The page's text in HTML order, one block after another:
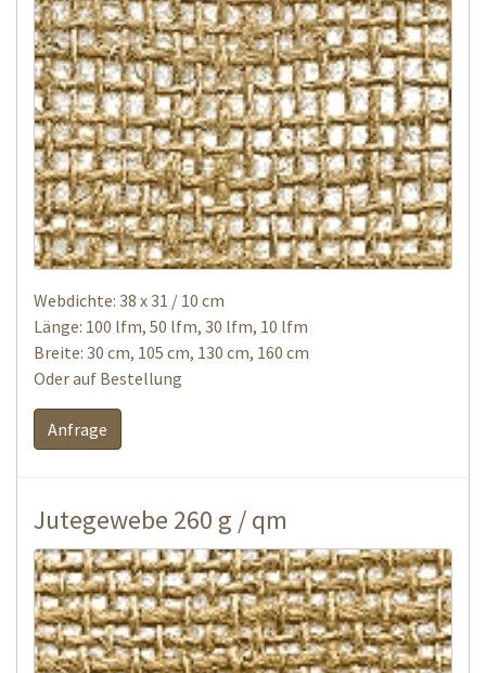
Webdichte: 38 x 31 / 10 cm
Länge: 100 lfm, 50 lfm, 30 lfm, 10 lfm
Breite: 30 cm, 105 cm, 130 cm, 160 cm
Oder auf Bestellung
Anfrage
Jutegewebe 260 g / qm